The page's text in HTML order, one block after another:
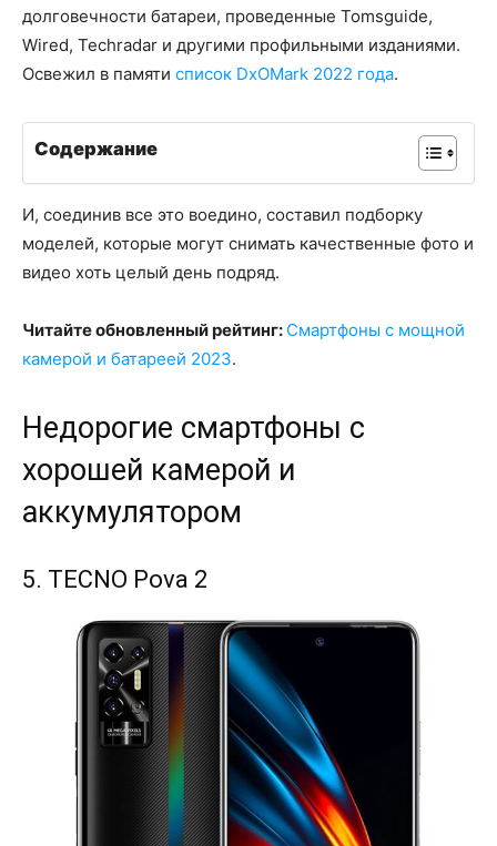
долговечности батареи, проведенные Tomsguide,
Wired, Techradar и другими профильными изданиями.
Освежил в памяти список DxOMark 2022 года.
Содержание
И, соединив все это воедино, составил подборку
моделей, которые могут снимать качественные фото и
видео хоть целый день подряд.
Читайте обновленный рейтинг: Смартфоны с мощной
камерой и батареей 2023.
Недорогие смартфоны с
хорошей камерой и
аккумулятором
5. TECNO Pova 2